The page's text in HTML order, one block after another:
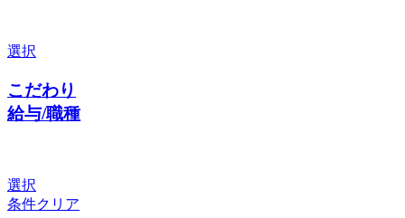
選択
こだわり
給与/職種
選択
条件クリア